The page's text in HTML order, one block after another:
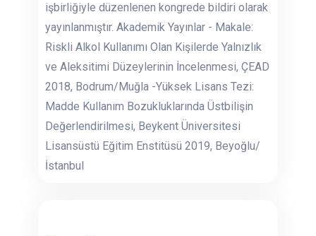
işbirliğiyle düzenlenen kongrede bildiri olarak
yayınlanmıştır. Akademik Yayınlar - Makale:
Riskli Alkol Kullanımı Olan Kişilerde Yalnızlık
ve Aleksitimi Düzeylerinin İncelenmesi, ÇEAD
2018, Bodrum/Muğla -Yüksek Lisans Tezi:
Madde Kullanım Bozukluklarında Üstbilişin
Değerlendirilmesi, Beykent Üniversitesi
Lisansüstü Eğitim Enstitüsü 2019, Beyoğlu/
İstanbul